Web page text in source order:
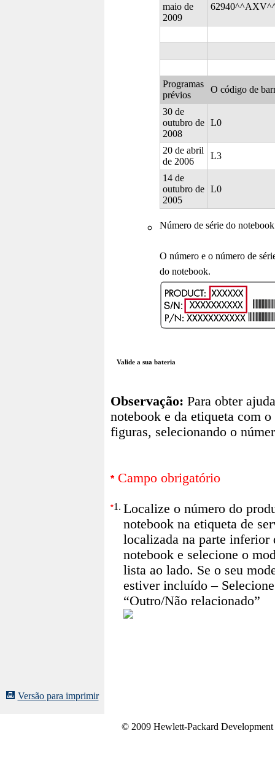
maio de
2009
Programas
prévios
O código de
30 de
outubro de
2008
L0
20 de abril
de 2006
L3
14 de
outubro de
2005
L0
Número de série do notebook
O número e o número de
do notebook.
Valide a sua bateria
Observação: Para obter
notebook e da etiqueta com
figuras, selecionando o
* Campo obrigatório
*1. Localize o número do
notebook na etiqueta de
localizada na parte inferior
notebook e selecione o
lista ao lado. Se o seu
estiver incluído – Selecione
“Outro/Não relacionado”
Versão para imprimir
© 2009 Hewlett-Packard Development